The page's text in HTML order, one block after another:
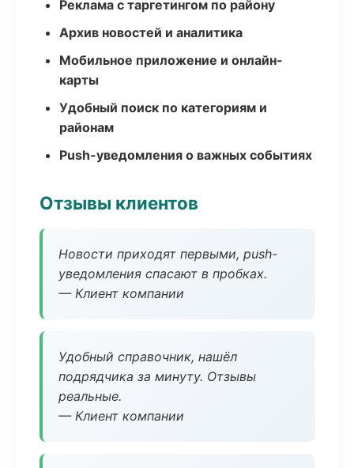
Реклама с таргетингом по району
Архив новостей и аналитика
Мобильное приложение и онлайн-
карты
Удобный поиск по категориям и
районам
Push-уведомления о важных событиях
Отзывы клиентов
Новости приходят первыми, push-
уведомления спасают в пробках.
— Клиент компании
Удобный справочник, нашёл
подрядчика за минуту. Отзывы
реальные.
— Клиент компании